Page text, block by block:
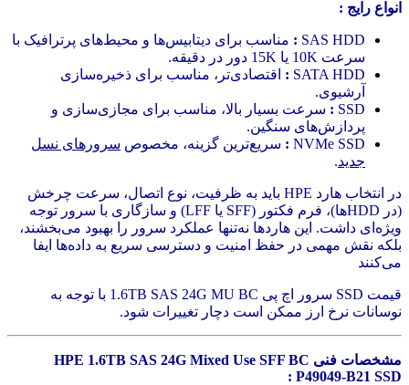
انواع رایج :
SAS HDD
: مناسب برای دیتابیس‌ها و محیط‌های پرترافیک با
سرعت 10K یا 15K دور در دقیقه.
SATA HDD
: اقتصادی‌تر، مناسب برای ذخیره‌سازی
آرشیوی.
SSD
: سرعت بسیار بالا، مناسب برای مجازی‌سازی و
پردازش‌های سنگین.
NVMe SSD
: سریع‌ترین گزینه، مخصوص سرورهای نسل
جدید.
در انتخاب هارد HPE باید به ظرفیت، نوع اتصال، سرعت چرخش
(در HDDها)، فرم فکتور (SFF یا LFF) و سازگاری با سرور توجه
ویژه‌ای داشت. این هاردها نه‌تنها عملکرد سرور را بهبود می‌بخشند،
بلکه نقش مهمی در حفظ امنیت و دسترسی سریع به داده‌ها ایفا
می‌کنند
قیمت SSD سرور اچ پی 1.6TB SAS 24G MU BC با توجه به
نوسانات نرخ ارز ممکن است دچار تغییرات شود.
مشخصات فنی HPE 1.6TB SAS 24G Mixed Use SFF BC
P49049-B21 SSD :